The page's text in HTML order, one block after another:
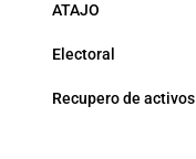
ATAJO
Electoral
Recupero de activos